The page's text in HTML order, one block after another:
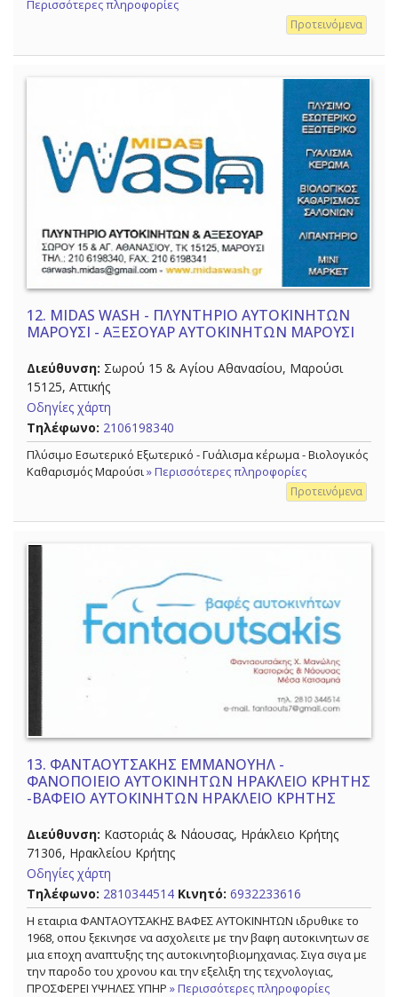
Περισσότερες πληροφορίες
Προτεινόμενα
12. MIDAS WASH - ΠΛΥΝΤΗΡΙΟ ΑΥΤΟΚΙΝΗΤΩΝ
ΜΑΡΟΥΣΙ - ΑΞΕΣΟΥΑΡ ΑΥΤΟΚΙΝΗΤΩΝ ΜΑΡΟΥΣΙ
Διεύθυνση: Σωρού 15 & Αγίου Αθανασίου, Μαρούσι
15125, Αττικής
Οδηγίες χάρτη
Τηλέφωνο: 2106198340
Πλύσιμο Εσωτερικό Εξωτερικό - Γυάλισμα κέρωμα - Βιολογικός
Καθαρισμός Μαρούσι » Περισσότερες πληροφορίες
Προτεινόμενα
13. ΦΑΝΤΑΟΥΤΣΑΚΗΣ ΕΜΜΑΝΟΥΗΛ -
ΦΑΝΟΠΟΙΕΙΟ ΑΥΤΟΚΙΝΗΤΩΝ ΗΡΑΚΛΕΙΟ ΚΡΗΤΗΣ
-ΒΑΦΕΙΟ ΑΥΤΟΚΙΝΗΤΩΝ ΗΡΑΚΛΕΙΟ ΚΡΗΤΗΣ
Διεύθυνση: Καστοριάς & Νάουσας, Ηράκλειο Κρήτης
71306, Ηρακλείου Κρήτης
Οδηγίες χάρτη
Τηλέφωνο: 2810344514 Κινητό: 6932233616
Η εταιρια ΦΑΝΤΑΟΥΤΣΑΚΗΣ ΒΑΦΕΣ ΑΥΤΟΚΙΝΗΤΩΝ ιδρυθικε το
1968, οπου ξεκινησε να ασχολειτε με την βαφη αυτοκινητων σε
μια εποχη αναπτυξης της αυτοκινητοβιομηχανιας. Σιγα σιγα με
την παροδο του χρονου και την εξελιξη της τεχνολογιας,
ΠΡΟΣΦΕΡΕΙ ΥΨΗΛΕΣ ΥΠΗΡ » Περισσότερες πληροφορίες